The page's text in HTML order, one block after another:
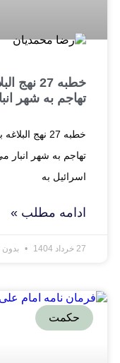
خطبه 27
تهاجم به شهر
خطبه 27 نهج
اسرائیل به
ادامه مطلب »
27 خرداد 1404 بدون
حکمت